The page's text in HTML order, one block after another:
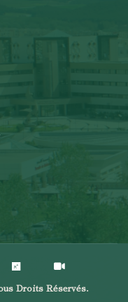
Droits Réservés.